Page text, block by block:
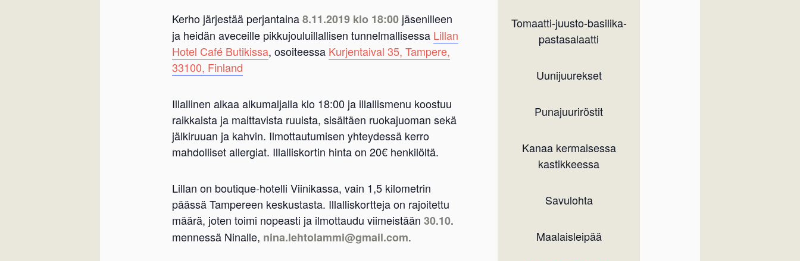
Kerho järjestää perjantaina8.11.2019 klo 18:00jäsenilleen
ja heidän aveceille pikkujouluillallisen tunnelmallisessa Lillan
Hotel Café Butikissa, osoiteessa Kurjentaival 35, Tampere,
33100, Finland
Illallinen alkaa alkumaljalla klo 18:00 ja illallismenu koostuu
raikkaista ja maittavista ruuista, sisältäen ruokajuoman sekä
jälkiruuan ja kahvin. Ilmottautumisen yhteydessä kerro
mahdolliset allergiat. Illalliskortin hinta on 20€ henkilöltä.
Lillan on boutique-hotelli Viinikassa, vain 1,5 kilometrin
päässä Tampereen keskustasta. Illalliskortteja on rajoitettu
määrä, joten toimi nopeasti ja ilmottaudu viimeistään 30.10.
mennessä Ninalle, nina.lehtolammi@gmail.com.
Tomaatti-juusto-basilika-
pastasalaatti
Uunijuurekset
Punajuuriröstit
Kanaa kermaisessa
kastikkeessa
Savulohta
Maalaisleipää